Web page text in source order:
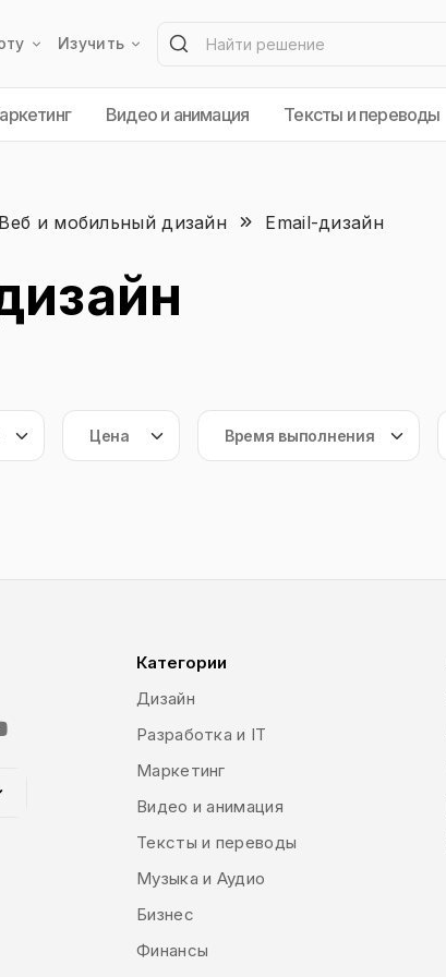
Изучить
Видео и анимация Тексты и переводы
Веб и мобильный дизайн Email-дизайн
Категории
Дизайн
Разработка и IT
Маркетинг
Видео и анимация
Тексты и переводы
Музыка и Аудио
Бизнес
Финансы